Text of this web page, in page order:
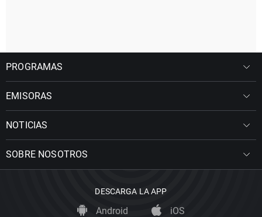
PROGRAMAS
EMISORAS
NOTICIAS
SOBRE NOSOTROS
DESCARGA LA APP
Android iOS